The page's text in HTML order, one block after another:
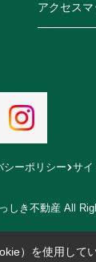
アクセス
シーポリシー サイ
しき不動産 All
）を使用して